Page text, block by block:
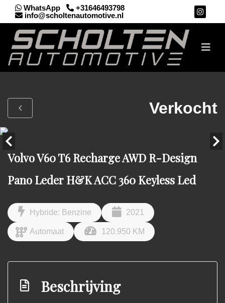
WhatsApp
+31646493798
info@scholtenautomotive.nl
Verkocht
Volvo V60 T6 Recharge AWD R-Design
Pano Leder H&K ACC 360 Keyless Led
Hybride: Benzine 2021
Automaat 120.950 KM
Beschrijving